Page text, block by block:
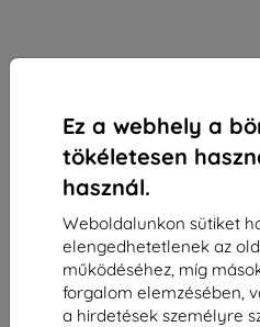
Ez a webhely a
tökéletesen
használ.
Weboldalunkon sütiket
elengedhetetlenek az
működéséhez, míg
forgalom elemzésében,
a hirdetések személyre
3mk Silky Matt Privacy
Lite-hoz
Alkalmas: Honor Magic7 Lite